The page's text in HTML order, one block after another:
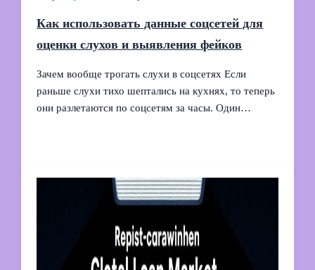
Как использовать данные соцсетей для
оценки слухов и выявления фейков
Зачем вообще трогать слухи в соцсетях Если
раньше слухи тихо шептались на кухнях, то теперь
они разлетаются по соцсетям за часы. Один…